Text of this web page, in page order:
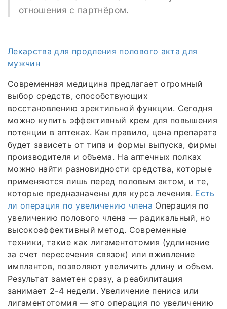
отношения с партнёром.
Лекарства для продления полового акта для
мужчин
Современная медицина предлагает огромный
выбор средств, способствующих
восстановлению эректильной функции. Сегодня
можно купить эффективный крем для повышения
потенции в аптеках. Как правило, цена препарата
будет зависеть от типа и формы выпуска, фирмы
производителя и объема. На аптечных полках
можно найти разновидности средства, которые
применяются лишь перед половым актом, и те,
которые предназначены для курса лечения. Есть
ли операция по увеличению члена Операция по
увеличению полового члена — радикальный, но
высокоэффективный метод. Современные
техники, такие как лигаментотомия (удлинение
за счет пересечения связок) или вживление
имплантов, позволяют увеличить длину и объем.
Результат заметен сразу, а реабилитация
занимает 2-4 недели. Увеличение пениса или
лигаментотомия — это операция по увеличению